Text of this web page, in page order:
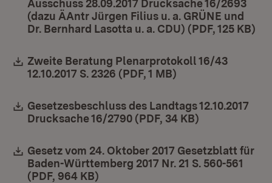
Ausschuss 28.09.2017 Drucksache 16/2693
(dazu ÄAntr Jürgen Filius u. a. GRÜNE und
Dr. Bernhard Lasotta u. a. CDU) (PDF, 125 KB)
Download:
Zweite Beratung Plenarprotokoll 16/43
12.10.2017 S. 2326 (PDF, 1 MB)
Download:
Gesetzesbeschluss des Landtags 12.10.2017
Drucksache 16/2790 (PDF, 34 KB)
Download:
Gesetz vom 24. Oktober 2017 Gesetzblatt für
Baden-Württemberg 2017 Nr. 21 S. 560-561
(PDF, 964 KB)